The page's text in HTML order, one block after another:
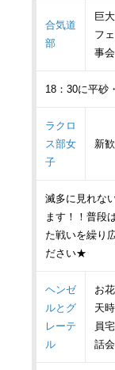
合気道
部
巨
フ
事会
18：30に平砂
ラクロ
ス部女
子
新
滅多に見れな
ます！！普段
た戦いを繰り
ださい★
ヘンゼ
ルとグ
レーテ
ル
お
天
員
話